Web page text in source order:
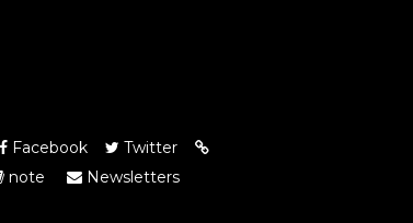
Facebook
Twitter
note Newsletters